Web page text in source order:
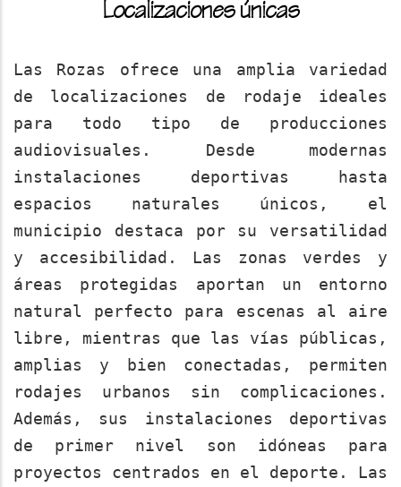
Localizaciones únicas
Las Rozas ofrece una amplia variedad
de localizaciones de rodaje ideales
para todo tipo de producciones
audiovisuales. Desde modernas
instalaciones deportivas hasta
espacios naturales únicos, el
municipio destaca por su versatilidad
y accesibilidad. Las zonas verdes y
áreas protegidas aportan un entorno
natural perfecto para escenas al aire
libre, mientras que las vías públicas,
amplias y bien conectadas, permiten
rodajes urbanos sin complicaciones.
Además, sus instalaciones deportivas
de primer nivel son idóneas para
proyectos centrados en el deporte. Las